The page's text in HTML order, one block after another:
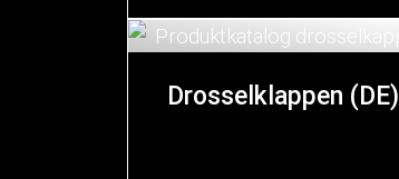
Drosselklappen (DE)